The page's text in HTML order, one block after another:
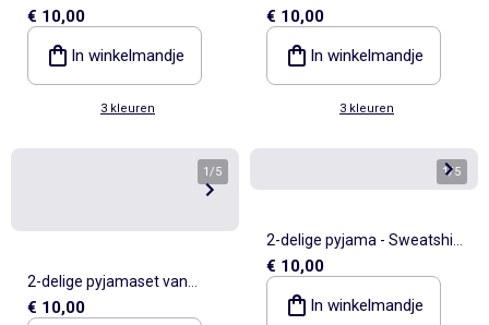
velours - Sweater met
ruches bij de armsgaten +
broek
€ 10,00
In winkelmandje
3 kleuren
velours - Sweater met
ruches bij de armsgaten +
broek
€ 10,00
In winkelmandje
3 kleuren
1 /5
2-delige pyjamaset van
velours - Sweater met
€ 10,00
1/5
2-delige pyjama - Sweatshirt
+ broek
€ 10,00
In winkelmandje